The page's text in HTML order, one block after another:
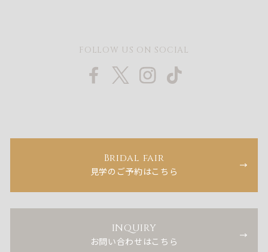
FOLLOW US ON SOCIAL
Bridal fair
見学のご予約はこちら
INQUIRY
お問い合わせはこちら